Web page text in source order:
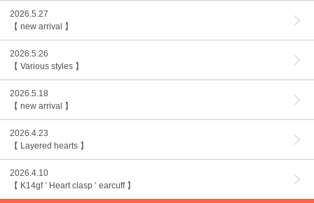
2026.5.27
【 new arrival 】
2026.5.26
【 Various styles 】
2026.5.18
【 new arrival 】
2026.4.23
【 Layered hearts 】
2026.4.10
【 K14gf ’ Heart clasp ’ earcuff 】